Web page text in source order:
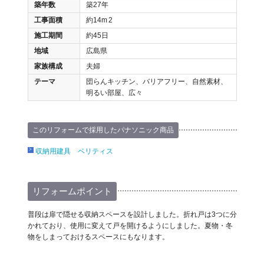
築年数
築27年
工事面積
約14m2
施工期間
約45日
地域
広島県
家族構成
夫婦
テーマ
団らんキッチン、バリアフリー、自然素材、
明るい部屋、広々
このリフォームで採用したパナソニック商品
収納用建具 ベリティス
リフォームポイント
普段は扉で隠せる収納スペースを設計しました。折れ戸は3つに分
かれており、使用に変えて戸を開けるようにしました。夏物・冬
物をしまっておけるスペースにもなります。